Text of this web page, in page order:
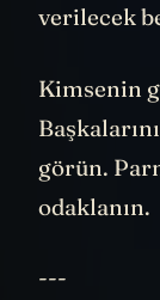
edersiniz
Kimsenin
görün.